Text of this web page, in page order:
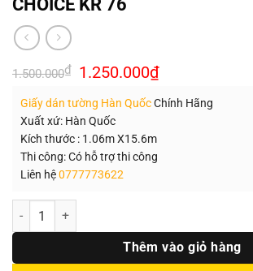
CHOICE KR 76
1.500.000₫ Giá
gốc
1.500.000₫.
1.250.000₫Giá
hiện
là:
Giấy dán tường Hàn QuốcChính Hãng
Xuất xứ: Hàn Quốc
Kích thước : 1.06m X15.6m
Thi công: Có hỗ trợ thi công
Liên hệ0777773622
Số lượng
Thêm vào giỏ hàng